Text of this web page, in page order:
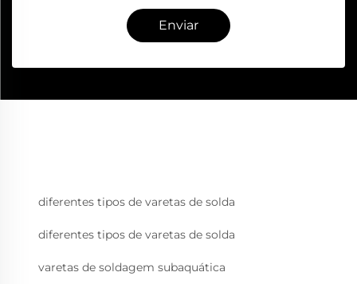
Enviar
diferentes tipos de varetas de solda
diferentes tipos de varetas de solda
varetas de soldagem subaquática